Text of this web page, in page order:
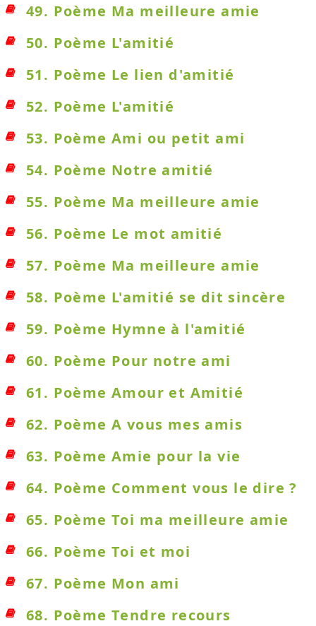
49. Poème Ma meilleure amie
50. Poème L'amitié
51. Poème Le lien d'amitié
52. Poème L'amitié
53. Poème Ami ou petit ami
54. Poème Notre amitié
55. Poème Ma meilleure amie
56. Poème Le mot amitié
57. Poème Ma meilleure amie
58. Poème L'amitié se dit sincère
59. Poème Hymne à l'amitié
60. Poème Pour notre ami
61. Poème Amour et Amitié
62. Poème A vous mes amis
63. Poème Amie pour la vie
64. Poème Comment vous le dire ?
65. Poème Toi ma meilleure amie
66. Poème Toi et moi
67. Poème Mon ami
68. Poème Tendre recours